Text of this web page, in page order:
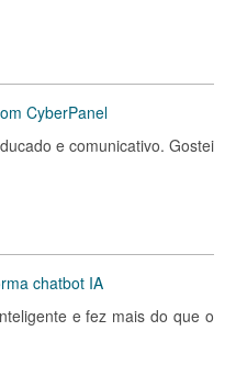
CyberPanel
e comunicativo. Gostei
chatbot IA
e fez mais do que o